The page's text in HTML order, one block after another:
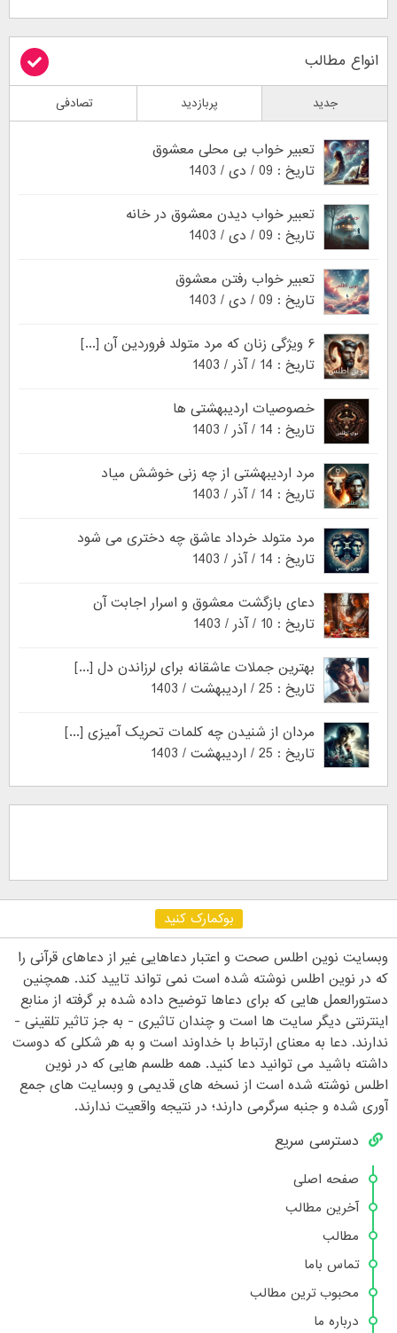
انواع مطالب
جدید پربازدید تصادفی
تعبیر خواب بی محلی معشوق
تاریخ : 09 / دی / 1403
تعبیر خواب دیدن معشوق در خانه
تاریخ : 09 / دی / 1403
تعبیر خواب رفتن معشوق
تاریخ : 09 / دی / 1403
۶ ویژگی زنان که مرد متولد فروردین آن [...]
تاریخ : 14 / آذر / 1403
خصوصیات اردیبهشتی ها
تاریخ : 14 / آذر / 1403
مرد اردیبهشتی از چه زنی خوشش میاد
تاریخ : 14 / آذر / 1403
مرد متولد خرداد عاشق چه دختری می شود
تاریخ : 14 / آذر / 1403
دعای بازگشت معشوق و اسرار اجابت آن
تاریخ : 10 / آذر / 1403
بهترین جملات عاشقانه برای لرزاندن دل [...]
تاریخ : 25 / اردیبهشت / 1403
مردان از شنیدن چه کلمات تحریک آمیزی [...]
تاریخ : 25 / اردیبهشت / 1403
بوکمارک کنید
وبسایت نوین اطلس صحت و اعتبار دعاهایی غیر از دعاهای قرآنی را
که در نوین اطلس نوشته شده است نمی تواند تایید کند. همچنین
دستورالعمل هایی که برای دعاها توضیح داده شده بر گرفته از منابع
اینترنتی دیگر سایت ها است و چندان تاثیری - به جز تاثیر تلقینی -
ندارند. دعا به معنای ارتباط با خداوند است و به هر شکلی که دوست
داشته باشید می توانید دعا کنید. همه طلسم هایی که در نوین
اطلس نوشته شده است از نسخه های قدیمی و وبسایت های جمع
آوری شده و جنبه سرگرمی دارند؛ در نتیجه واقعیت ندارند.
دسترسی سریع
صفحه اصلی
آخرین مطالب
مطالب
تماس باما
محبوب ترین مطالب
درباره ما